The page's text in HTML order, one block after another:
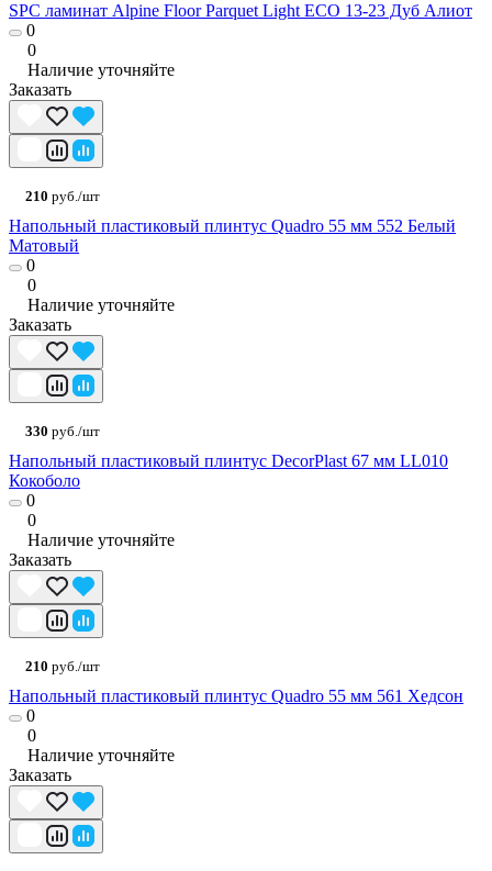
SPC ламинат Alpine Floor Parquet Light ЕСО 13-23 Дуб Алиот
0
0
Наличие уточняйте
Заказать
210 руб./шт
Напольный пластиковый плинтус Quadro 55 мм 552 Белый
Матовый
0
0
Наличие уточняйте
Заказать
330 руб./шт
Напольный пластиковый плинтус DecorPlast 67 мм LL010
Кокоболо
0
0
Наличие уточняйте
Заказать
210 руб./шт
Напольный пластиковый плинтус Quadro 55 мм 561 Хедсон
0
0
Наличие уточняйте
Заказать